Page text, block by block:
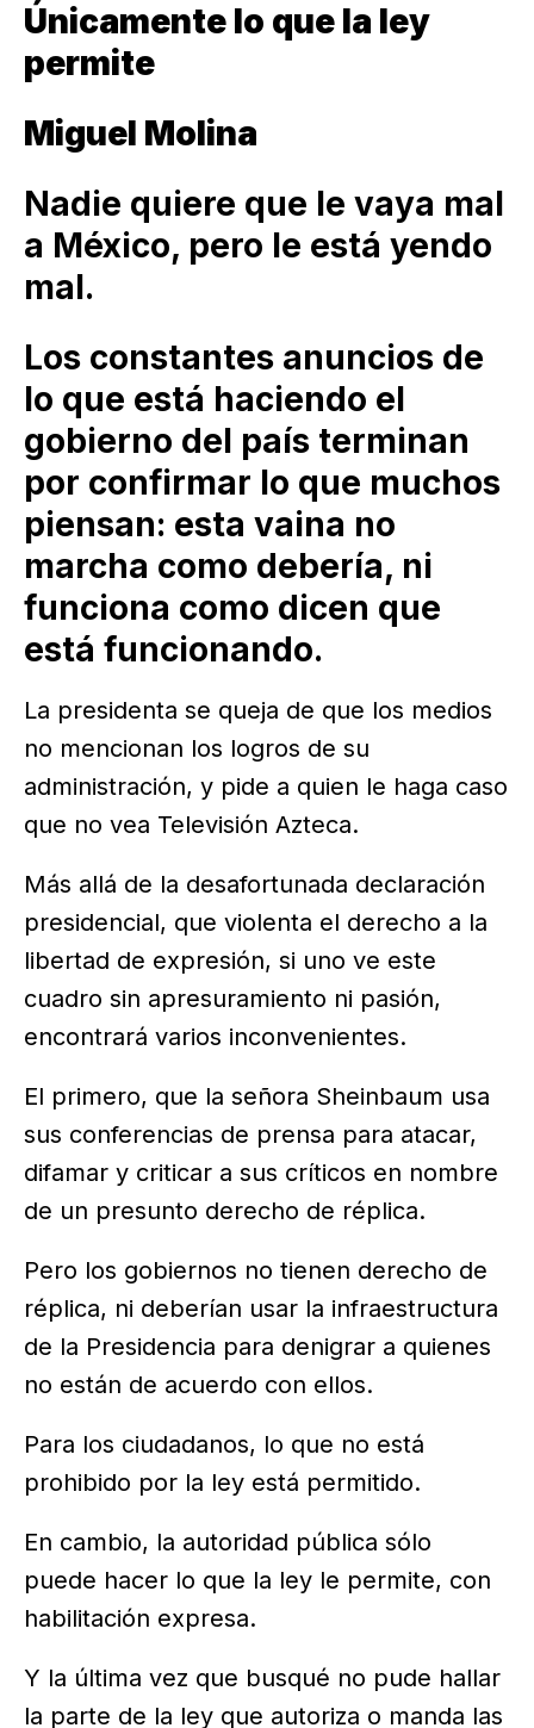
Únicamente lo que la ley
permite
Miguel Molina
Nadie quiere que le vaya mal
a México, pero le está yendo
mal.
Los constantes anuncios de
lo que está haciendo el
gobierno del país terminan
por confirmar lo que muchos
piensan: esta vaina no
marcha como debería, ni
funciona como dicen que
está funcionando.
La presidenta se queja de que los medios
no mencionan los logros de su
administración, y pide a quien le haga caso
que no vea Televisión Azteca.
Más allá de la desafortunada declaración
presidencial, que violenta el derecho a la
libertad de expresión, si uno ve este
cuadro sin apresuramiento ni pasión,
encontrará varios inconvenientes.
El primero, que la señora Sheinbaum usa
sus conferencias de prensa para atacar,
difamar y criticar a sus críticos en nombre
de un presunto derecho de réplica.
Pero los gobiernos no tienen derecho de
réplica, ni deberían usar la infraestructura
de la Presidencia para denigrar a quienes
no están de acuerdo con ellos.
Para los ciudadanos, lo que no está
prohibido por la ley está permitido.
En cambio, la autoridad pública sólo
puede hacer lo que la ley le permite, con
habilitación expresa.
Y la última vez que busqué no pude hallar
la parte de la ley que autoriza o manda las